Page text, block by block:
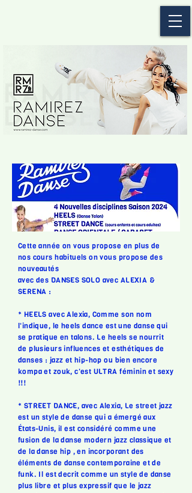
Cette année on vous propose en plus de
nos cours habituels on vous propose des
nouveautés
avec des DANSES SOLO avec ALEXIA &
SERENA :
* HEELS avec Alexia, Comme son nom
l'indique, le heels dance est une danse qui
se pratique en talons. Le heels se nourrit
de plusieurs influences et esthétiques de
danses : jazz et hip-hop ou bien encore
kompa et zouk, c'est ULTRA féminin et sexy
!!!
* STREET DANCE, avec Alexia, Le street jazz
est un style de danse qui a émergé aux
États-Unis, il est considéré comme une
fusion de la danse modern jazz classique et
de la danse hip , en incorporant des
éléments de danse contemporaine et de
funk. Il est decrit comme un style de danse
plus libre et plus expressif que le jazz